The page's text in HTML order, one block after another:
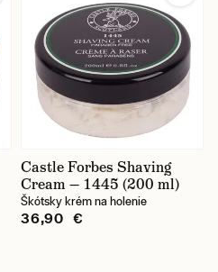
Castle Forbes Shaving
Cream — 1445 (200 ml)
Škótsky krém na holenie
36,90 €